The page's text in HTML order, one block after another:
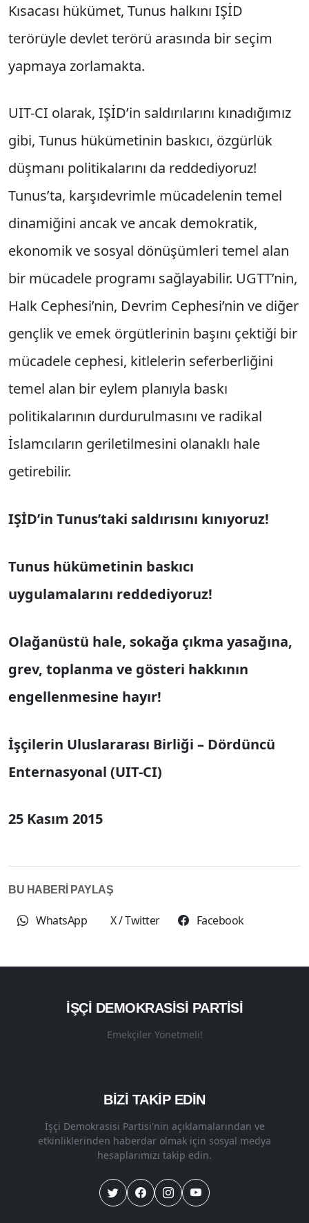
Kısacası hükümet, Tunus halkını IŞİD
terörüyle devlet terörü arasında bir seçim
yapmaya zorlamakta.
UIT-CI olarak, IŞİD’in saldırılarını kınadığımız
gibi, Tunus hükümetinin baskıcı, özgürlük
düşmanı politikalarını da reddediyoruz!
Tunus’ta, karşıdevrimle mücadelenin temel
dinamiğini ancak ve ancak demokratik,
ekonomik ve sosyal dönüşümleri temel alan
bir mücadele programı sağlayabilir. UGTT’nin,
Halk Cephesi’nin, Devrim Cephesi’nin ve diğer
gençlik ve emek örgütlerinin başını çektiği bir
mücadele cephesi, kitlelerin seferberliğini
temel alan bir eylem planıyla baskı
politikalarının durdurulmasını ve radikal
İslamcıların geriletilmesini olanaklı hale
getirebilir.
IŞİD’in Tunus’taki saldırısını kınıyoruz!
Tunus hükümetinin baskıcı
uygulamalarını reddediyoruz!
Olağanüstü hale, sokağa çıkma yasağına,
grev, toplanma ve gösteri hakkının
engellenmesine hayır!
İşçilerin Uluslararası Birliği – Dördüncü
Enternasyonal (UIT-CI)
25 Kasım 2015
BU HABERİ PAYLAŞ
WhatsApp X / Twitter Facebook
İŞÇI DEMOKRASISI PARTISI
Emekçiler Yönetmeli!
BİZİ TAKİP EDİN
İşçi Demokrasisi Partisi'nin açıklamalarından ve
etkinliklerinden haberdar olmak için sosyal medya
hesaplarımızı takip edin.